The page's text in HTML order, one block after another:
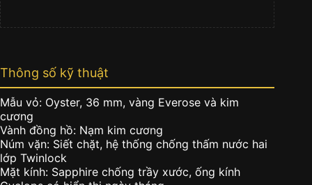
Thông số kỹ thuật
Mẫu vỏ: Oyster, 36 mm, vàng Everose và kim
cương
Vành đồng hồ: Nạm kim cương
Núm vặn: Siết chặt, hệ thống chống thấm nước hai
lớp Twinlock
Mặt kính: Sapphire chống trầy xước, ống kính